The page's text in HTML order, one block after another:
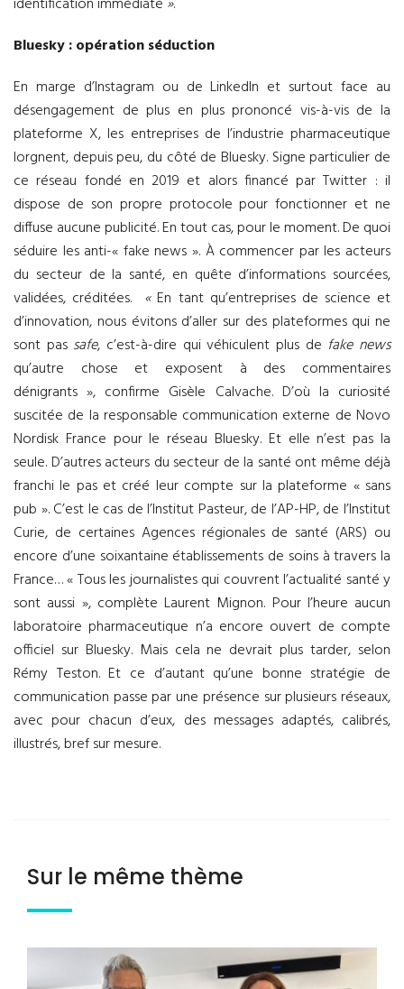
Bluesky : opération séduction
En marge d’Instagram ou de LinkedIn et surtout face au
désengagement de plus en plus prononcé vis-à-vis de la
plateforme X, les entreprises de l’industrie pharmaceutique
lorgnent, depuis peu, du côté de Bluesky. Signe particulier de
ce réseau fondé en 2019 et alors financé par Twitter : il
dispose de son propre protocole pour fonctionner et ne
diffuse aucune publicité. En tout cas, pour le moment. De quoi
séduire les anti-« fake news ». À commencer par les acteurs
du secteur de la santé, en quête d’informations sourcées,
validées, créditées. «En tant qu’entreprises de science et
d’innovation, nous évitons d’aller sur des plateformes qui ne
sont pas safe, c’est-à-dire qui véhiculent plus de fake news
qu’autre chose et exposent à des commentaires
dénigrants », confirme Gisèle Calvache. D’où la curiosité
suscitée de la responsable communication externe de Novo
Nordisk France pour le réseau Bluesky. Et elle n’est pas la
seule. D’autres acteurs du secteur de la santé ont même déjà
franchi le pas et créé leur compte sur la plateforme « sans
pub ». C’est le cas de l’Institut Pasteur, de l’AP-HP, de l’Institut
Curie, de certaines Agences régionales de santé (ARS) ou
encore d’une soixantaine établissements de soins à travers la
France… « Tous les journalistes qui couvrent l’actualité santé y
sont aussi », complète Laurent Mignon. Pour l’heure aucun
laboratoire pharmaceutique n’a encore ouvert de compte
officiel sur Bluesky. Mais cela ne devrait plus tarder, selon
Rémy Teston. Et ce d’autant qu’une bonne stratégie de
communication passe par une présence sur plusieurs réseaux,
avec pour chacun d’eux, des messages adaptés, calibrés,
illustrés, bref sur mesure.
Sur le même thème